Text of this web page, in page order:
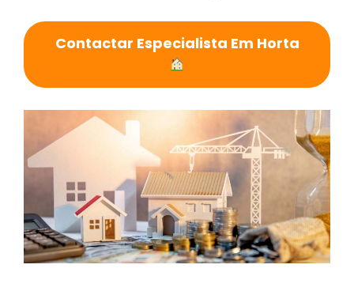
Contactar Especialista Em Horta